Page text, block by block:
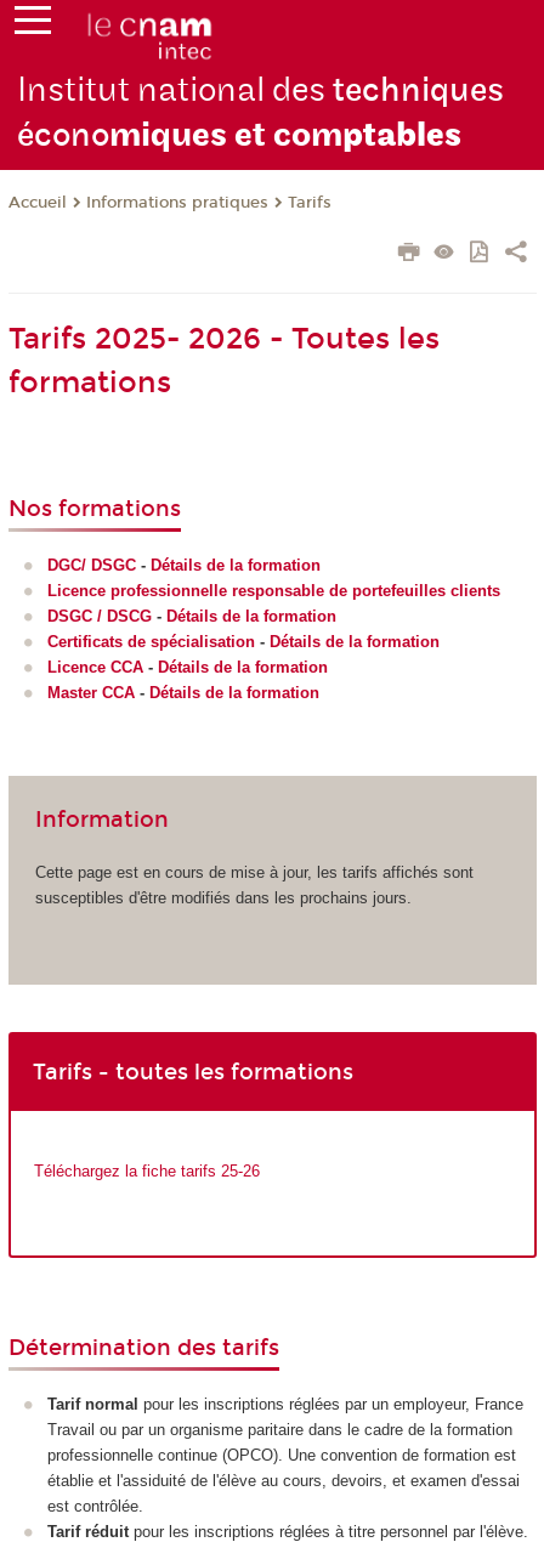
Institut national destechniques
économiques et comptables
Accueil Informations pratiques Tarifs
Tarifs 2025- 2026 - Toutes les
formations
Nos formations
DGC/ DSGC - Détails de la formation
Licence professionnelle responsable de portefeuilles clients
DSGC / DSCG - Détails de la formation
Certificats de spécialisation - Détails de la formation
Licence CCA - Détails de la formation
Master CCA - Détails de la formation
Information
Cette page est en cours de mise à jour, les tarifs affichés sont
susceptibles d'être modifiés dans les prochains jours.
Tarifs - toutes les formations
Téléchargez la fiche tarifs 25-26
Détermination des tarifs
Tarif normal pour les inscriptions réglées par un employeur, France
Travail ou par un organisme paritaire dans le cadre de la formation
professionnelle continue (OPCO). Une convention de formation est
établie et l'assiduité de l'élève au cours, devoirs, et examen d'essai
est contrôlée.
Tarif réduit pour les inscriptions réglées à titre personnel par l'élève.